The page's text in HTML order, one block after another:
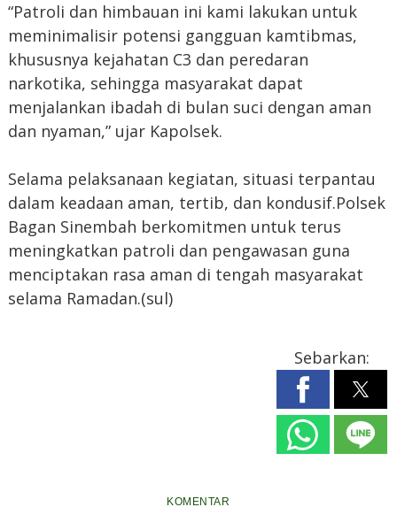
“Patroli dan himbauan ini kami lakukan untuk
meminimalisir potensi gangguan kamtibmas,
khususnya kejahatan C3 dan peredaran
narkotika, sehingga masyarakat dapat
menjalankan ibadah di bulan suci dengan aman
dan nyaman,” ujar Kapolsek.
Selama pelaksanaan kegiatan, situasi terpantau
dalam keadaan aman, tertib, dan kondusif.Polsek
Bagan Sinembah berkomitmen untuk terus
meningkatkan patroli dan pengawasan guna
menciptakan rasa aman di tengah masyarakat
selama Ramadan.(sul)
Sebarkan:
KOMENTAR